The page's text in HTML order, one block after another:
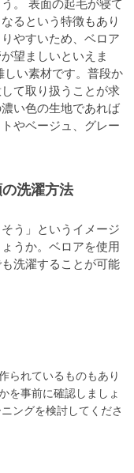
。 表面の起毛が寝て
るという特徴もあり
やすいため、ベロア
望ましいといえま
い素材です。普段か
て取り扱うことが求
い色の生地であれば
やベージュ、グレー
洗濯方法
う」というイメージ
うか。ベロアを使用
洗濯することが可能
られているものもあり
を事前に確認しましょ
ングを検討してくださ